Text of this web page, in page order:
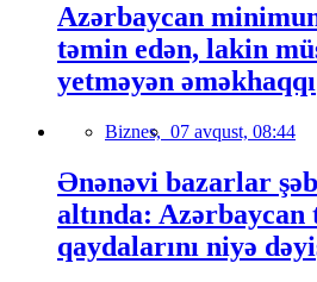
Azərbaycan
təmin edən, lakin
yetməyən əməkhaqqı
Biznes, 07 avqust, 08:44
Ənənəvi bazarlar
altında:
qaydalarını niyə